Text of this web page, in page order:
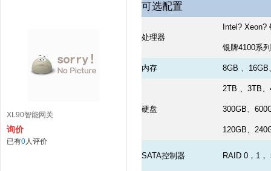
XL90智能网关
询价
已有0人评价
可选配置
处理器
Intel? Xeon?
银牌4100系
内存 8GB 、16GB
硬盘
2TB 、3TB
300GB、
120GB、
SATA控制器 RAID 0，1，